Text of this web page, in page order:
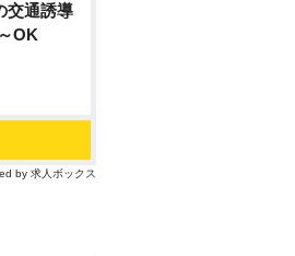
交通誘導
OK
by 求人ボックス